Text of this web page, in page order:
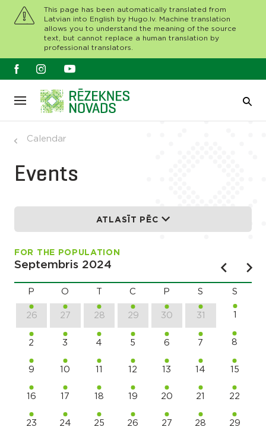
This page has been automatically translated from
Latvian into English by Hugo.lv. Machine translation
allows you to understand the meaning of the source
text, but cannot replace a human translation by
professional translators.
Calendar
Events
ATLASĪT PĒC
FOR THE POPULATION
Septembris 2024
P O C P S S
26 27 28 29 30 31 1
2 3 4 5 6 7 8
9 10 11 12 13 14 15
16 17 18 19 20 21 22
23 24 25 26 27 28 29